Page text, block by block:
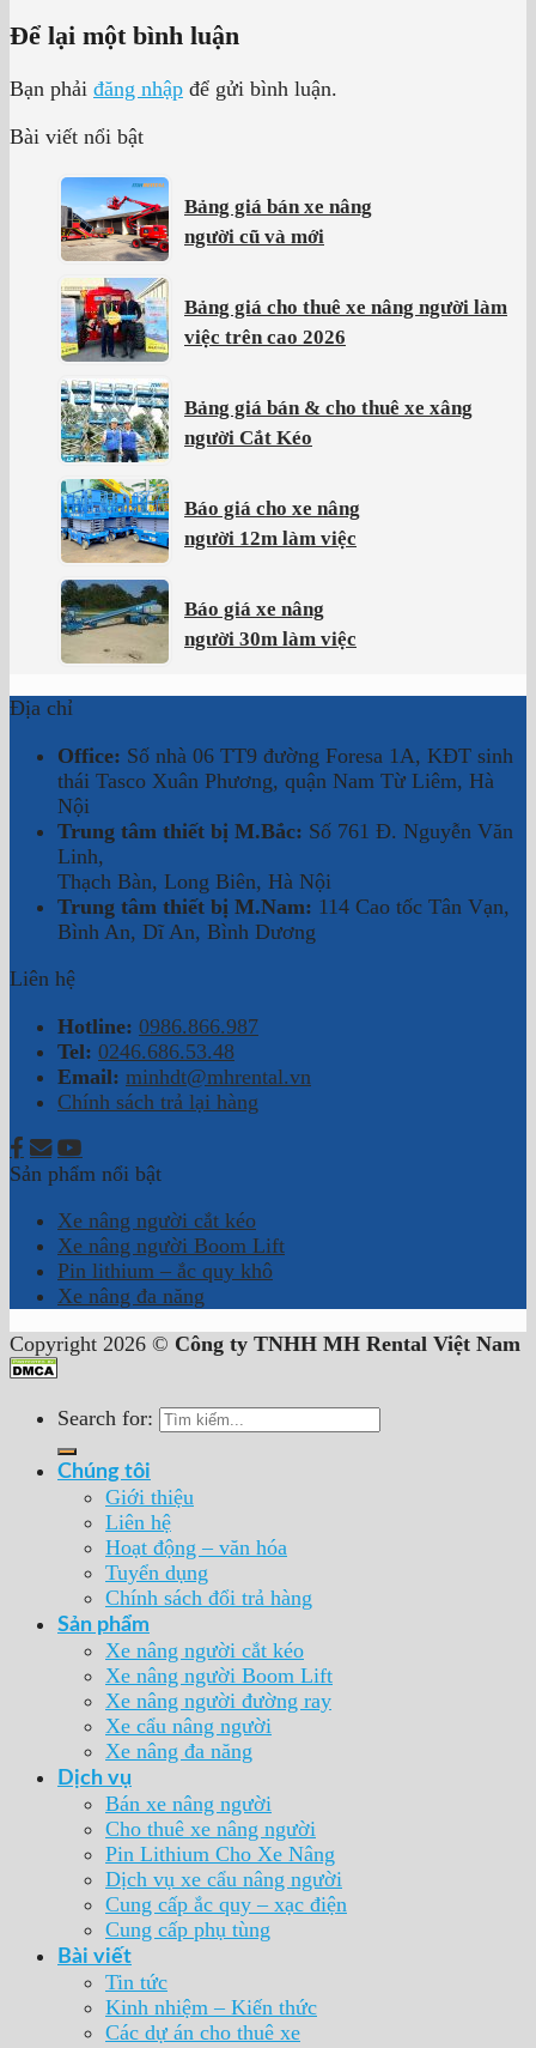
Để lại một bình luận
Bạn phải đăng nhập để gửi bình luận.
Bài viết nổi bật
Bảng giá bán xe nâng
người cũ và mới
Bảng giá cho thuê xe nâng người làm
việc trên cao 2026
Bảng giá bán & cho thuê xe xâng
người Cắt Kéo
Báo giá cho xe nâng
người 12m làm việc
Báo giá xe nâng
người 30m làm việc
Địa chỉ
Office: Số nhà 06 TT9 đường Foresa 1A, KĐT sinh
thái Tasco Xuân Phương, quận Nam Từ Liêm, Hà
Nội
Trung tâm thiết bị M.Bắc: Số 761 Đ. Nguyễn Văn
Linh,
Thạch Bàn, Long Biên, Hà Nội
Trung tâm thiết bị M.Nam: 114 Cao tốc Tân Vạn,
Bình An, Dĩ An, Bình Dương
Liên hệ
Hotline: 0986.866.987
Tel: 0246.686.53.48
Email: minhdt@mhrental.vn
Chính sách trả lại hàng
Sản phẩm nổi bật
Xe nâng người cắt kéo
Xe nâng người Boom Lift
Pin lithium – ắc quy khô
Xe nâng đa năng
Copyright 2026 © Công ty TNHH MH Rental Việt Nam
Search for:
Chúng tôi
Giới thiệu
Liên hệ
Hoạt động – văn hóa
Tuyển dụng
Chính sách đổi trả hàng
Sản phẩm
Xe nâng người cắt kéo
Xe nâng người Boom Lift
Xe nâng người đường ray
Xe cẩu nâng người
Xe nâng đa năng
Dịch vụ
Bán xe nâng người
Cho thuê xe nâng người
Pin Lithium Cho Xe Nâng
Dịch vụ xe cẩu nâng người
Cung cấp ắc quy – xạc điện
Cung cấp phụ tùng
Bài viết
Tin tức
Kinh nhiệm – Kiến thức
Các dự án cho thuê xe